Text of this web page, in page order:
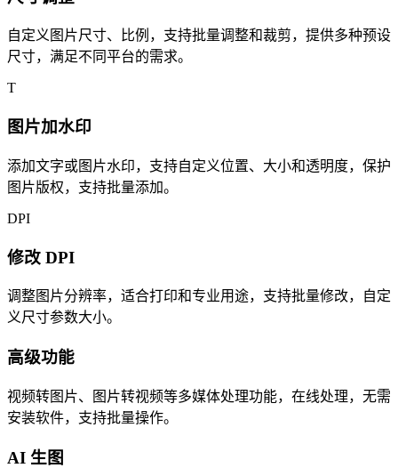
自定义图片尺寸、比例，支持批量调整和裁剪，提供多种预设
尺寸，满足不同平台的需求。
T
图片加水印
添加文字或图片水印，支持自定义位置、大小和透明度，保护
图片版权，支持批量添加。
DPI
修改 DPI
调整图片分辨率，适合打印和专业用途，支持批量修改，自定
义尺寸参数大小。
高级功能
视频转图片、图片转视频等多媒体处理功能，在线处理，无需
安装软件，支持批量操作。
AI 生图